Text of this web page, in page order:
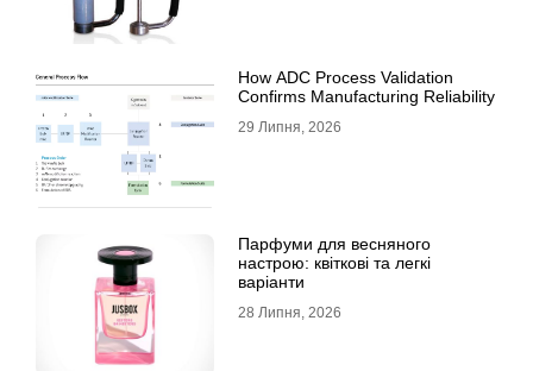
How ADC Process Validation
Confirms Manufacturing Reliability
29 Липня, 2026
Парфуми для весняного
настрою: квіткові та легкі
варіанти
28 Липня, 2026